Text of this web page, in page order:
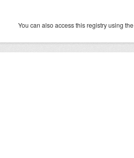
You can also access this registry using the